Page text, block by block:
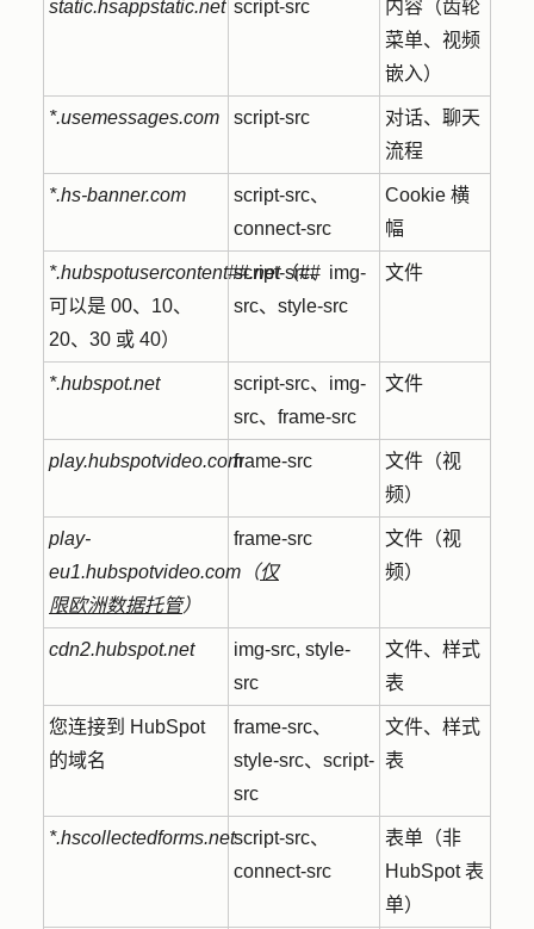
static.hsappstatic.net script-src
内容（齿轮
菜单、视频
嵌入）
*.usemessages.com script-src
对话、聊天
流程
*.hs-banner.com
script-src、
connect-src
Cookie 横
幅
*.hubspotusercontent##.net（##
可以是 00、10、
20、30 或 40）
script-src、img-
src、style-src
文件
*.hubspot.net
script-src、img-
src、frame-src
文件
play.hubspotvideo.comframe-src
文件（视
频）
play-
eu1.hubspotvideo.com（仅
限欧洲数据托管）
frame-src
文件（视
频）
cdn2.hubspot.net
img-src, style-
src
文件、样式
表
您连接到 HubSpot
的域名
frame-src、
style-src、script-
src
文件、样式
表
*.hscollectedforms.netscript-src、
connect-src
表单（非
HubSpot 表
单）